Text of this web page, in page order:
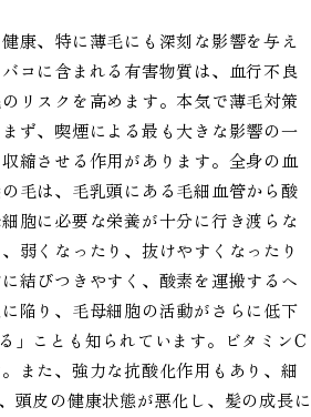
康、特に薄毛にも深刻な影響を与え
コに含まれる有害物質は、血行不良
リスクを高めます。本気で薄毛対策
ず、喫煙による最も大きな影響の一
縮させる作用があります。全身の血
毛は、毛乳頭にある毛細血管から酸
胞に必要な栄養が十分に行き渡らな
弱くなったり、抜けやすくなったり
結びつきやすく、酸素を運搬するヘ
陥り、毛母細胞の活動がさらに低下
」ことも知られています。ビタミンC
また、強力な抗酸化作用もあり、細
頭皮の健康状態が悪化し、髪の成長に